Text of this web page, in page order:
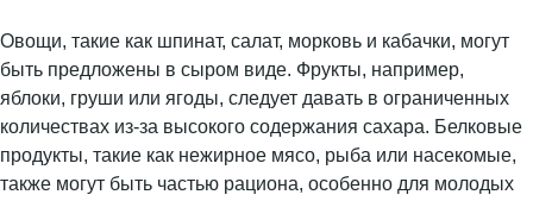
Овощи, такие как шпинат, салат, морковь и кабачки, могут
быть предложены в сыром виде. Фрукты, например,
яблоки, груши или ягоды, следует давать в ограниченных
количествах из-за высокого содержания сахара. Белковые
продукты, такие как нежирное мясо, рыба или насекомые,
также могут быть частью рациона, особенно для молодых